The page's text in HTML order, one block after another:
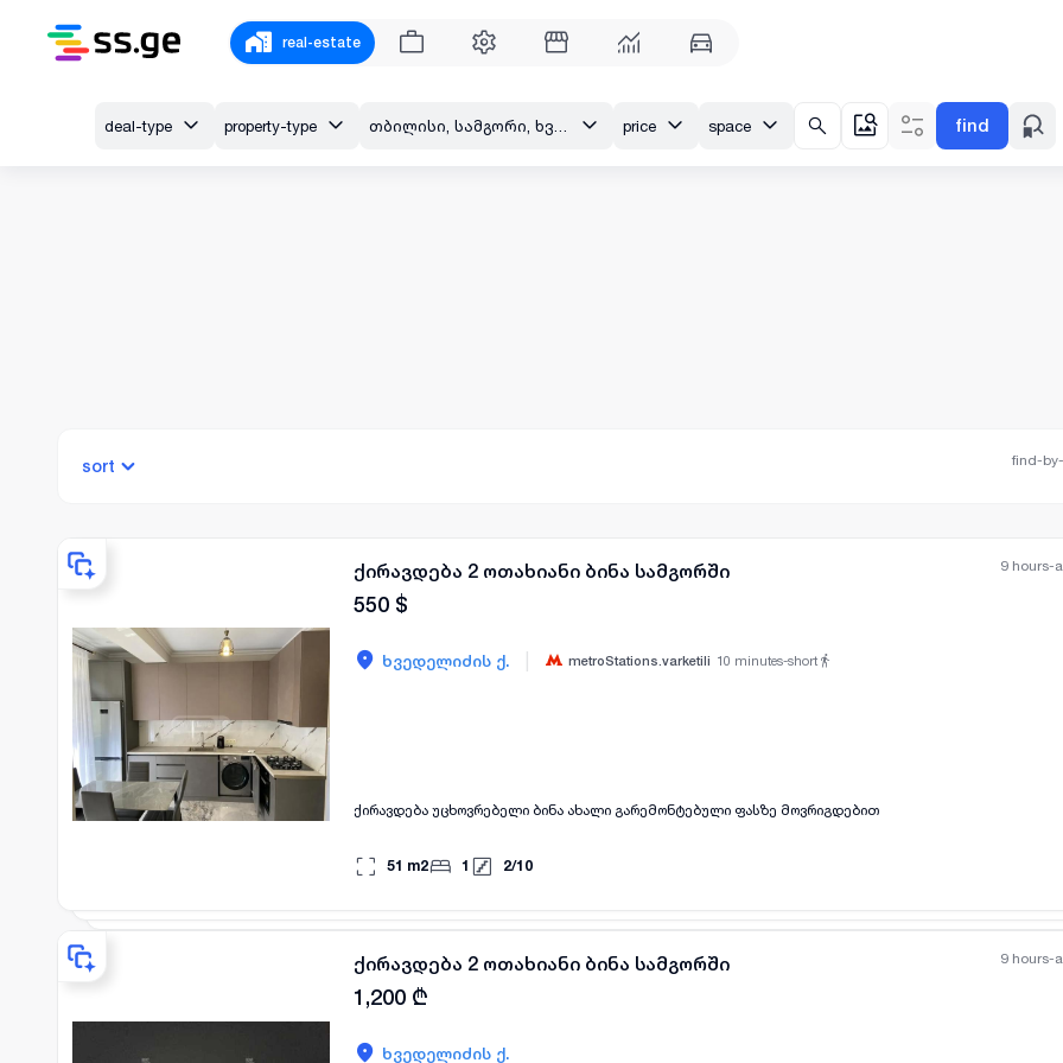
real-estate
deal-type property-type price space find
sort find-
9 hours-
ქირავდება 2 ოთახიანი ბინა სამგორში
550 $
ხვედელიძის ქ. metroStations.varketili 10 minutes-short
ქირავდება უცხოვრებელი ბინა ახალი გარემონტებული ფასზე მოვრიგდებით
51 m2 1 2/10
9 hours-
ქირავდება 2 ოთახიანი ბინა სამგორში
1,200 ₾
ხვედელიძის ქ.